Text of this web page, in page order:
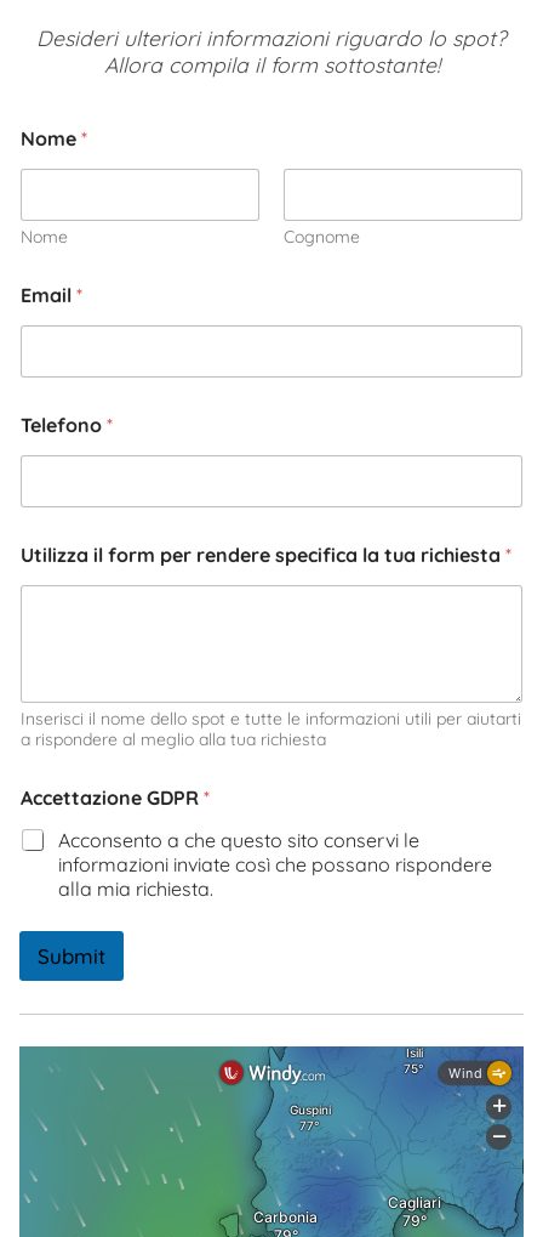
Desideri ulteriori informazioni riguardo lo spot?
Allora compila il form sottostante!
Nome *
Nome Cognome
Email *
Telefono *
Utilizza il form per rendere specifica la tua richiesta *
Inserisci il nome dello spot e tutte le informazioni utili per aiutarti
a rispondere al meglio alla tua richiesta
Accettazione GDPR *
Acconsento a che questo sito conservi le
informazioni inviate così che possano rispondere
alla mia richiesta.
Submit